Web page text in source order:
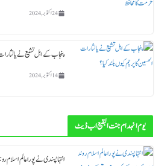
24 اکتوبر, 2024
پنجاب کے اہل تشیع نے یا
14 اکتوبر, 2024
یوم انہدام جنت البقیع اب ڈیٹ
انتہاپسندی نے پورا عالم اسلام